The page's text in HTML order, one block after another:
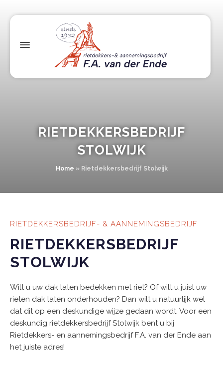
RIETDEKKERSBEDRIJF
STOLWIJK
Home » Rietdekkersbedrijf Stolwijk
RIETDEKKERSBEDRIJF- & AANNEMINGSBEDRIJF
RIETDEKKERSBEDRIJF
STOLWIJK
Wilt u uw dak laten bedekken met riet? Of wilt u juist uw
rieten dak laten onderhouden? Dan wilt u natuurlijk wel
dat dit op een deskundige wijze gedaan wordt. Voor een
deskundig rietdekkersbedrijf Stolwijk bent u bij
Rietdekkers- en aannemingsbedrijf F.A. van der Ende aan
het juiste adres!